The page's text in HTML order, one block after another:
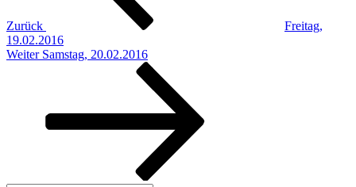
Zurück
Freitag,
19.02.2016
Nächster
Weiter Samstag, 20.02.2016